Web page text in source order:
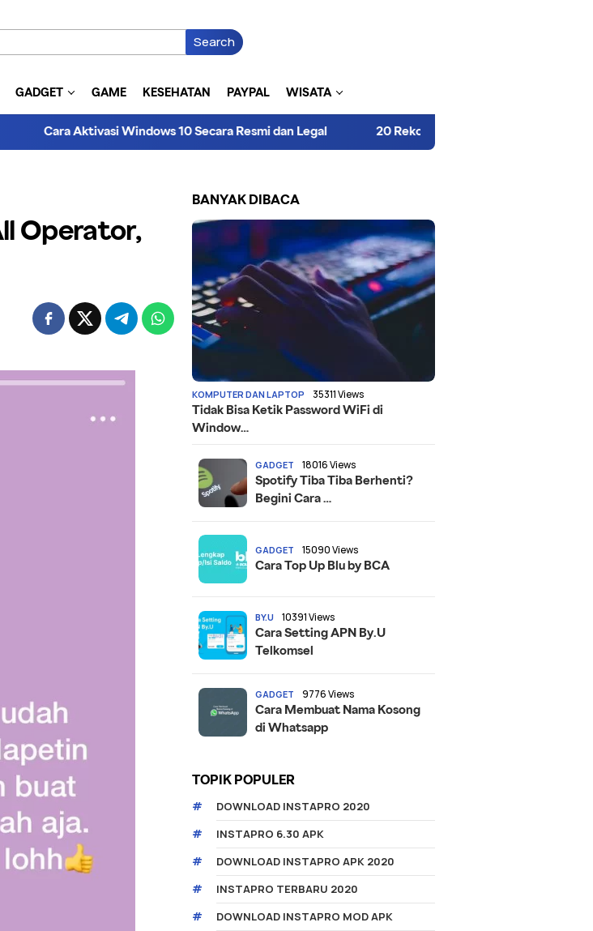
Search
GADGET GAME KESEHATAN PAYPAL WISATA
Aktivasi Windows 10 Secara Resmi dan Legal 20 Rekomendasi Laptop untuk Mahasiswa:
Operator,
BANYAK DIBACA
KOMPUTER DAN LAPTOP 35311 Views
Tidak Bisa Ketik Password WiFi di
Window…
GADGET 18016 Views
Spotify Tiba Tiba Berhenti?
Begini Cara …
GADGET 15090 Views
Cara Top Up Blu by BCA
BY.U 10391 Views
Cara Setting APN By.U
Telkomsel
GADGET 9776 Views
Cara Membuat Nama Kosong
di Whatsapp
TOPIK POPULER
DOWNLOAD INSTAPRO 2020
INSTAPRO 6.30 APK
DOWNLOAD INSTAPRO APK 2020
INSTAPRO TERBARU 2020
DOWNLOAD INSTAPRO MOD APK